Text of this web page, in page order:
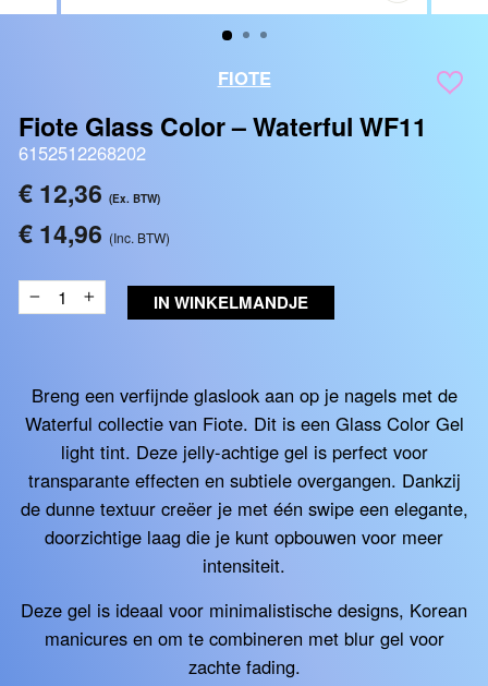
(ESC)
FIOTE
Fiote Glass Color – Waterful WF11
6152512268202
Reguliere
€ 12,36 (Ex. BTW)
€ 14,96 (Inc. BTW)
− + IN WINKELMANDJE
Breng een verfijnde glaslook aan op je nagels met de
Waterful collectie van Fiote. Dit is een Glass Color Gel
light tint. Deze jelly-achtige gel is perfect voor
transparante effecten en subtiele overgangen. Dankzij
de dunne textuur creëer je met één swipe een elegante,
doorzichtige laag die je kunt opbouwen voor meer
intensiteit.
Deze gel is ideaal voor minimalistische designs, Korean
manicures en om te combineren met blur gel voor
zachte fading.